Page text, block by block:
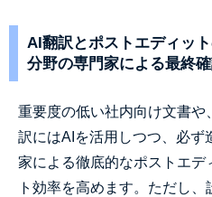
AI翻訳とポストエディッ
分野の専門家による最終
重要度の低い社内向け文書や
訳にはAIを活用しつつ、必ず
家による徹底的なポストエデ
ト効率を高めます。ただし